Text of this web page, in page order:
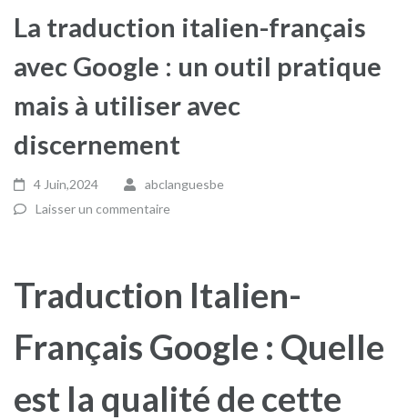
La traduction italien-français
avec Google : un outil pratique
mais à utiliser avec
discernement
4 Juin,2024
abclanguesbe
Laisser un commentaire
Traduction Italien-
Français Google : Quelle
est la qualité de cette